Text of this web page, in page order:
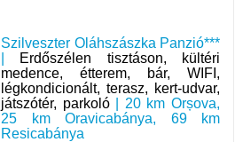
Szilveszter Oláhszászka Panzió***
Erdőszélen tisztáson, kültéri
medence, étterem, bár, WIFI,
légkondicionált, terasz, kert-udvar,
játszótér, parkoló| 20 km Orșova,
25 km Oravicabánya, 69 km
Resicabánya